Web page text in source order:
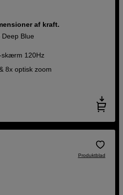
af kraft.
Blue
skærm 120Hz
8x optisk zoom
Produktblad